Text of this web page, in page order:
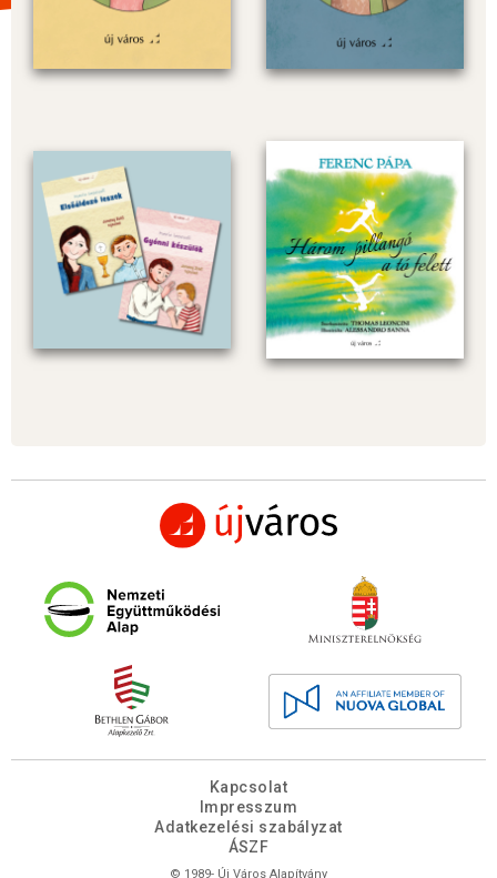
Kapcsolat
Impresszum
Adatkezelési szabályzat
ÁSZF
© 1989- Új Város Alapítvány